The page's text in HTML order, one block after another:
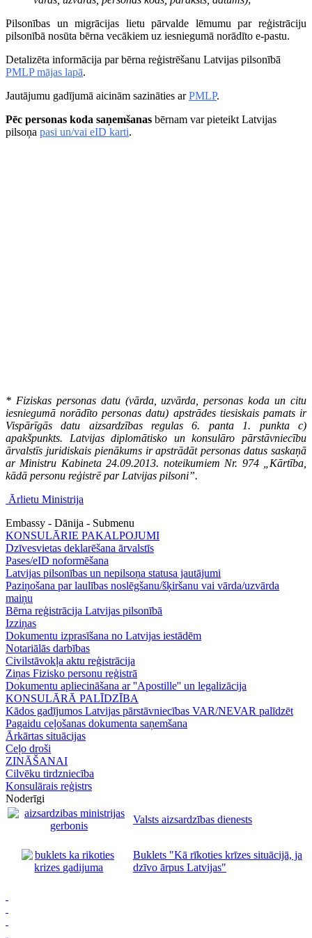
Pilsonības un migrācijas lietu pārvalde lēmumu par reģistrāciju
pilsonībā nosūta bērna vecākiem uz iesniegumā norādīto e-pastu.
Detalizēta informācija par bērna reģistrēšanu Latvijas pilsonībā
PMLP mājas lapā.
Jautājumu gadījumā aicinām sazināties arPMLP.
Pēc personas koda saņemšanas bērnam var pieteikt Latvijas
pilsoņa pasi un/vai eID karti.
* Fiziskas personas datu (vārda, uzvārda, personas koda un citu
iesniegumā norādīto personas datu) apstrādes tiesiskais pamats ir
Vispārīgās datu aizsardzības regulas 6. panta 1. punkta c)
apakšpunkts. Latvijas diplomātisko un konsulāro pārstāvniecību
ārvalstīs juridiskais pienākums ir apstrādāt personas datus saskaņā
ar Ministru Kabineta 24.09.2013. noteikumiem Nr. 974 „Kārtība,
kādā personu reģistrē par Latvijas pilsoni”.
Ārlietu Ministrija
Embassy - Dānija - Submenu
KONSULĀRIE PAKALPOJUMI
Dzīvesvietas deklarēšana ārvalstīs
Pases/eID noformēšana
Latvijas pilsonības un nepilsoņa statusa jautājumi
Paziņošana par laulības noslēgšanu/šķiršanu vai vārda/uzvārda
maiņu
Bērna reģistrācija Latvijas pilsonībā
Izziņas
Dokumentu izprasīšana no Latvijas iestādēm
Notariālās darbības
Civilstāvokļa aktu reģistrācija
Ziņas Fizisko personu reģistrā
Dokumentu apliecināšana ar ''Apostille'' un legalizācija
KONSULĀRĀ PALĪDZĪBA
Kādos gadījumos Latvijas pārstāvniecības VAR/NEVAR palīdzēt
Pagaidu ceļošanas dokumenta saņemšana
Ārkārtas situācijas
Ceļo droši
ZINĀŠANAI
Cilvēku tirdzniecība
Konsulārais reģistrs
Noderīgi
Valsts aizsardzības dienests
Buklets "Kā rīkoties krīzes situācijā, ja
dzīvo ārpus Latvijas"